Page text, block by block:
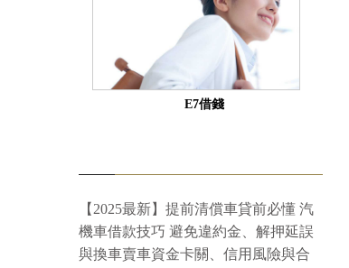
E7借錢
【2025最新】提前清償車貸前必懂 汽
機車借款技巧 避免違約金、解押延誤
與換車賣車資金卡關、信用風險與合